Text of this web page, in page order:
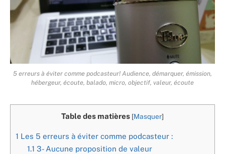
5 erreurs à éviter comme podcasteur! Audience, démarquer, émission,
hébergeur, écoute, balado, micro, objectif, valeur, écoute
Table des matières [Masquer]
1 Les 5 erreurs à éviter comme podcasteur :
1.1 3- Aucune proposition de valeur